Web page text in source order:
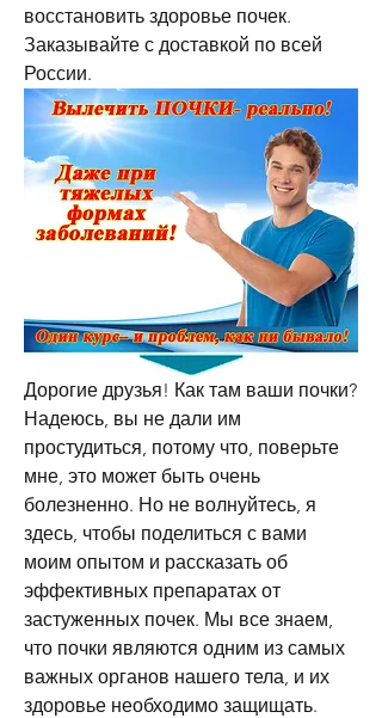
восстановить здоровье почек.
Заказывайте с доставкой по всей
России.
Дорогие друзья! Как там ваши почки?
Надеюсь, вы не дали им
простудиться, потому что, поверьте
мне, это может быть очень
болезненно. Но не волнуйтесь, я
здесь, чтобы поделиться с вами
моим опытом и рассказать об
эффективных препаратах от
застуженных почек. Мы все знаем,
что почки являются одним из самых
важных органов нашего тела, и их
здоровье необходимо защищать.